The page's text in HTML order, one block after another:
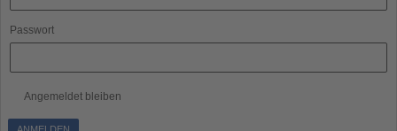
Passwort
Angemeldet bleiben